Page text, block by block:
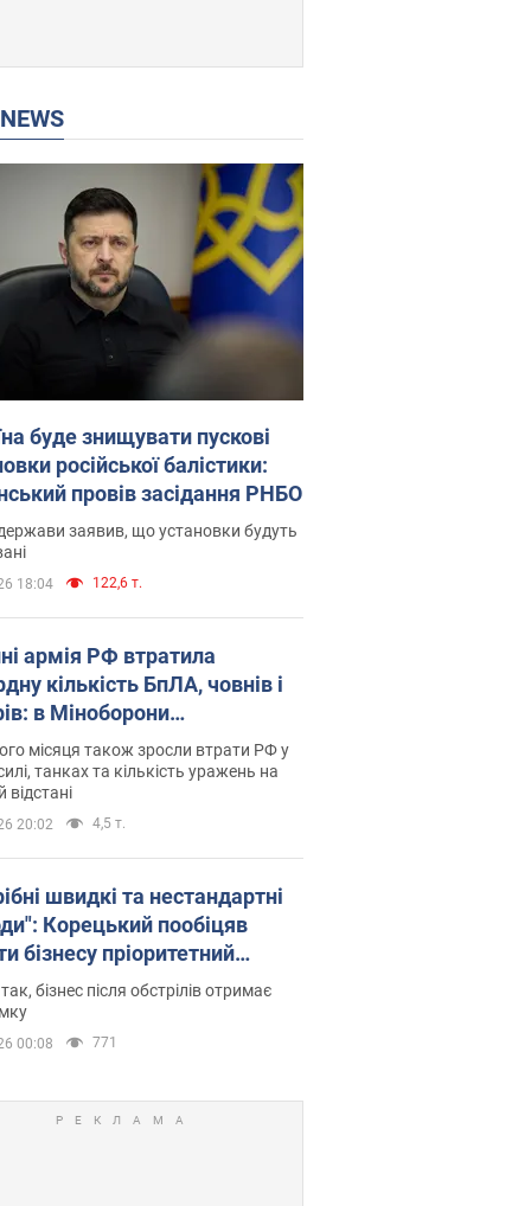
NEWS
буде знищувати пускові
російської балістики:
провів засідання РНБО
заявив, що установки будуть
18:04 122,6 т.
армія РФ втратила
кількість БпЛА, човнів і
в Міноборони
статистику
місяця також зросли втрати РФ у
танках та кількість уражень на
відстані
20:02 4,5 т.
швидкі та нестандартні
Корецький пообіцяв
бізнесу пріоритетний
до наявних складських
бізнес після обстрілів отримає
00:08 771